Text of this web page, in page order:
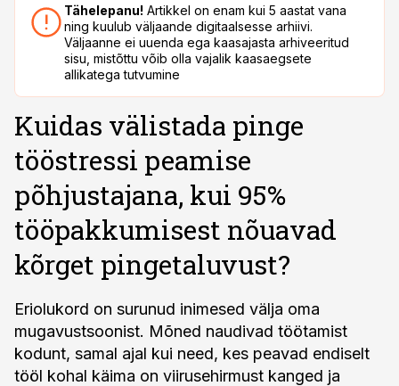
Tähelepanu! Artikkel on enam kui 5 aastat vana
ning kuulub väljaande digitaalsesse arhiivi.
Väljaanne ei uuenda ega kaasajasta arhiveeritud
sisu, mistõttu võib olla vajalik kaasaegsete
allikatega tutvumine
Kuidas välistada pinge
tööstressi peamise
põhjustajana, kui 95%
tööpakkumisest nõuavad
kõrget pingetaluvust?
Eriolukord on surunud inimesed välja oma
mugavustsoonist. Mõned naudivad töötamist
kodunt, samal ajal kui need, kes peavad endiselt
tööl kohal käima on viirusehirmust kanged ja